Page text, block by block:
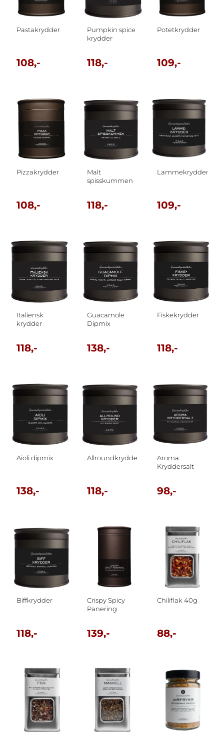
Pastakrydder
108,-
Pumpkin spice
krydder
118,-
Potetkrydder
109,-
Pizzakrydder
108,-
Malt
spisskummen
118,-
Lammekrydder
109,-
Italiensk
krydder
118,-
Guacamole
Dipmix
138,-
Fiskekrydder
118,-
Aioli dipmix
138,-
Allroundkrydder
118,-
Aroma
Kryddersalt
98,-
Biffkrydder
118,-
Crispy Spicy
Panering
139,-
Chiliflak 40g
88,-